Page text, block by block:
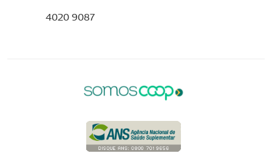
4020 9087